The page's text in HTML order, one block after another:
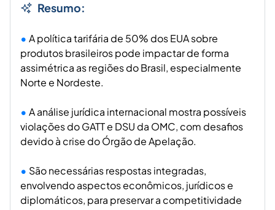
Resumo:
A política tarifária de 50% dos EUA sobre
produtos brasileiros pode impactar de forma
assimétrica as regiões do Brasil, especialmente
Norte e Nordeste.
A análise jurídica internacional mostra possíveis
violações do GATT e DSU da OMC, com desafios
devido à crise do Órgão de Apelação.
São necessárias respostas integradas,
envolvendo aspectos econômicos, jurídicos e
diplomáticos, para preservar a competitividade